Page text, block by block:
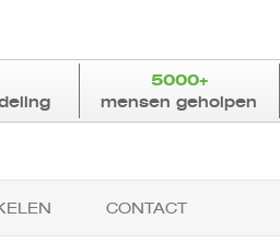
5000+
mensen geholpen
CONTACT